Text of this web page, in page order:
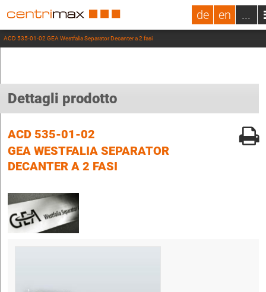
de en ...
ACD 535-01-02 GEA Westfalia Separator Decanter a 2 fasi
Dettagli prodotto
ACD 535-01-02
GEA WESTFALIA SEPARATOR
DECANTER A 2 FASI